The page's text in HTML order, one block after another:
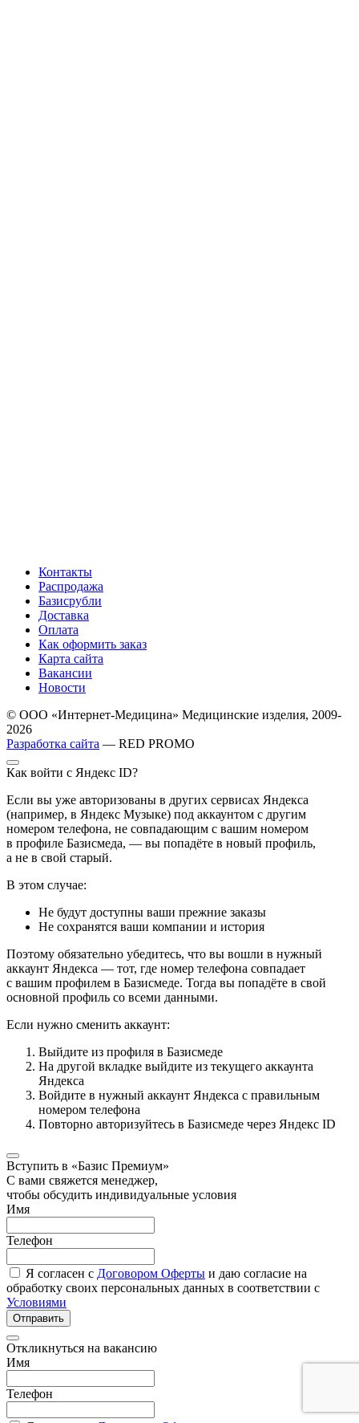
Контакты
Распродажа
Базисрубли
Доставка
Оплата
Как оформить заказ
Карта сайта
Вакансии
Новости
© ООО «Интернет-Медицина» Медицинские изделия, 2009-
2026
Разработка сайта — RED PROMO
Как войти с Яндекс ID?
Если вы уже авторизованы в других сервисах Яндекса
(например, в Яндекс Музыке) под аккаунтом с другим
номером телефона, не совпадающим с вашим номером
в профиле Базисмеда, — вы попадёте в новый профиль,
а не в свой старый.
В этом случае:
Не будут доступны ваши прежние заказы
Не сохранятся ваши компании и история
Поэтому обязательно убедитесь, что вы вошли в нужный
аккаунт Яндекса — тот, где номер телефона совпадает
с вашим профилем в Базисмеде. Тогда вы попадёте в свой
основной профиль со всеми данными.
Если нужно сменить аккаунт:
Выйдите из профиля в Базисмеде
На другой вкладке выйдите из текущего аккаунта
Яндекса
Войдите в нужный аккаунт Яндекса с правильным
номером телефона
Повторно авторизуйтесь в Базисмеде через Яндекс ID
Вступить в «Базис Премиум»
С вами свяжется менеджер,
чтобы обсудить индивидуальные условия
Имя
Телефон
Я согласен с Договором Оферты и даю согласие на
обработку своих персональных данных в соответствии с
Условиями
Отправить
Откликнуться на вакансию
Имя
Телефон